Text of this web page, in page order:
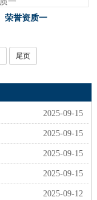
荣誉资质一
尾页
2025-09-15
2025-09-15
2025-09-15
2025-09-15
2025-09-12